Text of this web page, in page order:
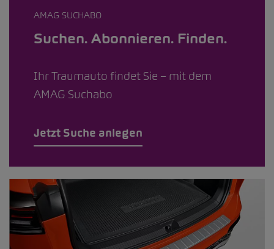
AMAG SUCHABO
Suchen. Abonnieren. Finden.
Ihr Traumauto findet Sie – mit dem
AMAG Suchabo
Jetzt Suche anlegen